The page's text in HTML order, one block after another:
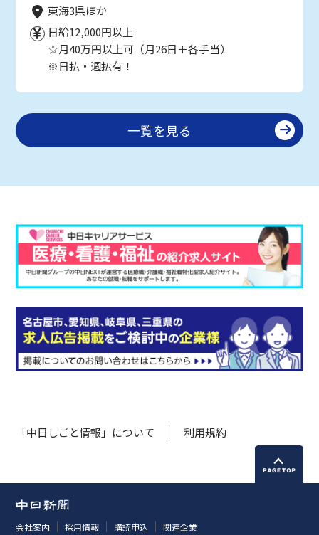
東海3県ほか
日給12,000円以上
☆月40万円以上可（月26日＋各手当）
※日払・週払有！
一覧を見る
「中日しごと情報」について 利用規約
会社案内 採用情報 購読申込 関連企業